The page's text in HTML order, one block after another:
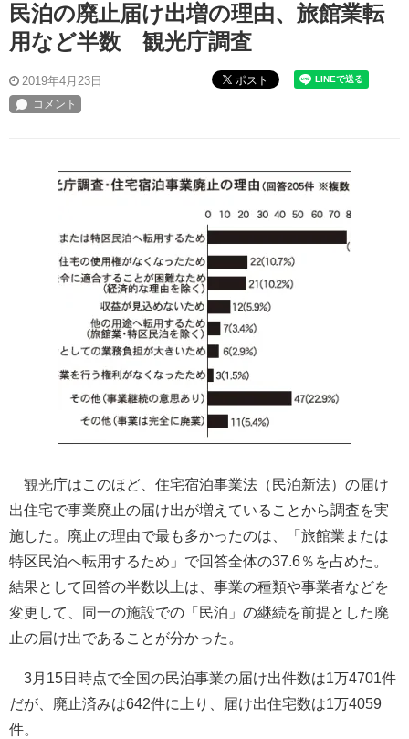
民泊の廃止届け出増の理由、旅館業転
用など半数 観光庁調査
2019年4月23日 ポスト
観光庁はこのほど、住宅宿泊事業法（民泊新法）の届け
出住宅で事業廃止の届け出が増えていることから調査を実
施した。廃止の理由で最も多かったのは、「旅館業または
特区民泊へ転用するため」で回答全体の37.6％を占めた。
結果として回答の半数以上は、事業の種類や事業者などを
変更して、同一の施設での「民泊」の継続を前提とした廃
止の届け出であることが分かった。
3月15日時点で全国の民泊事業の届け出件数は1万4701件
だが、廃止済みは642件に上り、届け出住宅数は1万4059
件。